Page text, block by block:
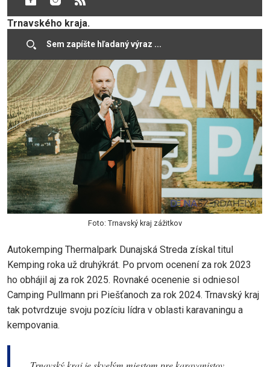
campingu a caravaningu (SACC), ktoré opäť putovalo do
Trnavského kraja.
Foto: Trnavský kraj zážitkov
Autokemping Thermalpark Dunajská Streda získal titul
Kemping roka už druhýkrát. Po prvom ocenení za rok 2023
ho obhájil aj za rok 2025. Rovnaké ocenenie si odniesol
Camping Pullmann pri Piešťanoch za rok 2024. Trnavský kraj
tak potvrdzuje svoju pozíciu lídra v oblasti karavaningu a
kempovania.